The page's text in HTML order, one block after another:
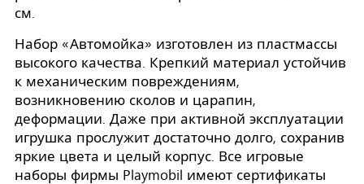
см.
Набор «Автомойка» изготовлен из пластмассы
высокого качества. Крепкий материал устойчив
к механическим повреждениям,
возникновению сколов и царапин,
деформации. Даже при активной эксплуатации
игрушка прослужит достаточно долго, сохранив
яркие цвета и целый корпус. Все игровые
наборы фирмы Playmobil имеют сертификаты